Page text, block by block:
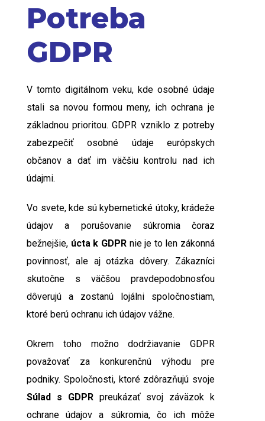
Potreba
GDPR
V tomto digitálnom veku, kde osobné údaje
stali sa novou formou meny, ich ochrana je
základnou prioritou. GDPR vzniklo z potreby
zabezpečiť osobné údaje európskych
občanov a dať im väčšiu kontrolu nad ich
údajmi.
Vo svete, kde sú kybernetické útoky, krádeže
údajov a porušovanie súkromia čoraz
bežnejšie, úcta k GDPRnie je to len zákonná
povinnosť, ale aj otázka dôvery. Zákazníci
skutočne s väčšou pravdepodobnosťou
dôverujú a zostanú lojálni spoločnostiam,
ktoré berú ochranu ich údajov vážne.
Okrem toho možno dodržiavanie GDPR
považovať za konkurenčnú výhodu pre
podniky. Spoločnosti, ktoré zdôrazňujú svoje
Súlad s GDPRpreukázať svoj záväzok k
ochrane údajov a súkromia, čo ich môže